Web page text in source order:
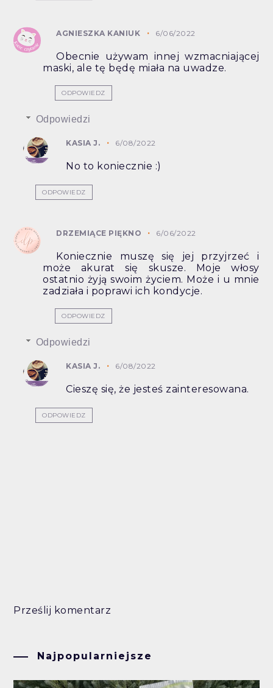
AGNIESZKA KANIUK 6/06/2022
Obecnie używam innej wzmacniającej
maski, ale tę będę miała na uwadze.
ODPOWIEDZ
Odpowiedzi
KASIA J. 6/08/2022
No to koniecznie :)
ODPOWIEDZ
DRZEMIĄCE PIĘKNO 6/06/2022
Koniecznie muszę się jej przyjrzeć i
może akurat się skusze. Moje włosy
ostatnio żyją swoim życiem. Może i u mnie
zadziała i poprawi ich kondycje.
ODPOWIEDZ
Odpowiedzi
KASIA J. 6/08/2022
Cieszę się, że jesteś zainteresowana.
ODPOWIEDZ
Prześlij komentarz
Najpopularniejsze